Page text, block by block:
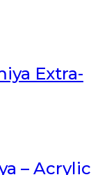
Extra-
– Acrylic